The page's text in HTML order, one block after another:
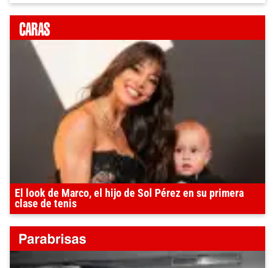
El look de Marco, el hijo de Sol Pérez en su primera
clase de tenis